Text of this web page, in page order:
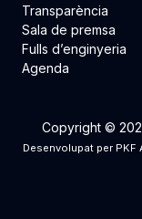
Transparència
Sala de premsa
Fulls d’enginyeria
Agenda
Copyright ©
Desenvolupat per PKF